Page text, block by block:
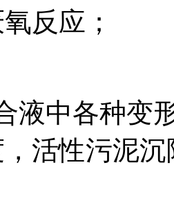
反应；
液中各种
活性污泥